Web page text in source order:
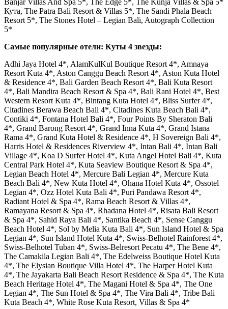
Banjar Villas And Spa 5*, The Edge 5*, The Kunja Villas & Spa 5*
Кута, The Patra Bali Resort & Villas 5*, The Sandi Phala Beach
Resort 5*, The Stones Hotel – Legian Bali, Autograph Collection
5*
Самые популярные отели: Куты 4 звезды:
Adhi Jaya Hotel 4*, AlamKulKul Boutique Resort 4*, Amnaya
Resort Kuta 4*, Aston Canggu Beach Resort 4*, Aston Kuta Hotel
& Residence 4*, Bali Garden Beach Resort 4*, Bali Kuta Resort
4*, Bali Mandira Beach Resort & Spa 4*, Bali Rani Hotel 4*, Best
Western Resort Kuta 4*, Bintang Kuta Hotel 4*, Bliss Surfer 4*,
Citadines Berawa Beach Bali 4*, Citadines Kuta Beach Bali 4*,
Contiki 4*, Fontana Hotel Bali 4*, Four Points By Sheraton Bali
4*, Grand Barong Resort 4*, Grand Inna Kuta 4*, Grand Istana
Rama 4*, Grand Kuta Hotel & Residence 4*, H Sovereign Bali 4*,
Harris Hotel & Residences Riverview 4*, Intan Bali 4*, Intan Bali
Village 4*, Koa D Surfer Hotel 4*, Kuta Angel Hotel Bali 4*, Kuta
Central Park Hotel 4*, Kuta Seaview Boutique Resort & Spa 4*,
Legian Beach Hotel 4*, Mercure Bali Legian 4*, Mercure Kuta
Beach Bali 4*, New Kuta Hotel 4*, Ohana Hotel Kuta 4*, Ossotel
Legian 4*, Ozz Hotel Kuta Bali 4*, Puri Pandawa Resort 4*,
Radiant Hotel & Spa 4*, Rama Beach Resort & Villas 4*,
Ramayana Resort & Spa 4*, Rhadana Hotel 4*, Risata Bali Resort
& Spa 4*, Sahid Raya Bali 4*, Santika Beach 4*, Sense Canggu
Beach Hotel 4*, Sol by Melia Kuta Bali 4*, Sun Island Hotel & Spa
Legian 4*, Sun Island Hotel Kuta 4*, Swiss-Belhotel Rainforest 4*,
Swiss-Belhotel Tuban 4*, Swiss-Belresort Pecatu 4*, The Bene 4*,
The Camakila Legian Bali 4*, The Edelweiss Boutique Hotel Kuta
4*, The Elysian Boutique Villa Hotel 4*, The Harper Hotel Kuta
4*, The Jayakarta Bali Beach Resort Residence & Spa 4*, The Kuta
Beach Heritage Hotel 4*, The Magani Hotel & Spa 4*, The One
Legian 4*, The Sun Hotel & Spa 4*, The Vira Bali 4*, Tribe Bali
Kuta Beach 4*, White Rose Kuta Resort, Villas & Spa 4*